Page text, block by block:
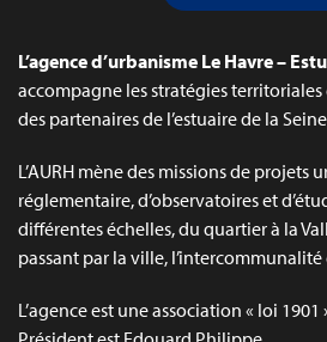
L’agence d’urbanisme Le Havre –
accompagne les stratégies territoriales
des partenaires de l’estuaire de la
L’AURH mène des missions de projets
réglementaire, d’observatoires et
différentes échelles, du quartier à la
passant par la ville, l’intercommunalité
L’agence est une association « loi